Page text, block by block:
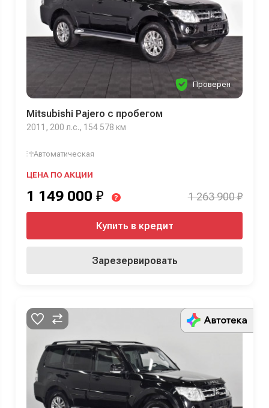
Проверен
Mitsubishi Pajero с пробегом
2011, 200 л.с., 154 578 км
Автоматическая
ЦЕНА ПО АКЦИИ
1 149 000 ₽ ? 1 263 900 ₽
Купить в кредит
Зарезервировать